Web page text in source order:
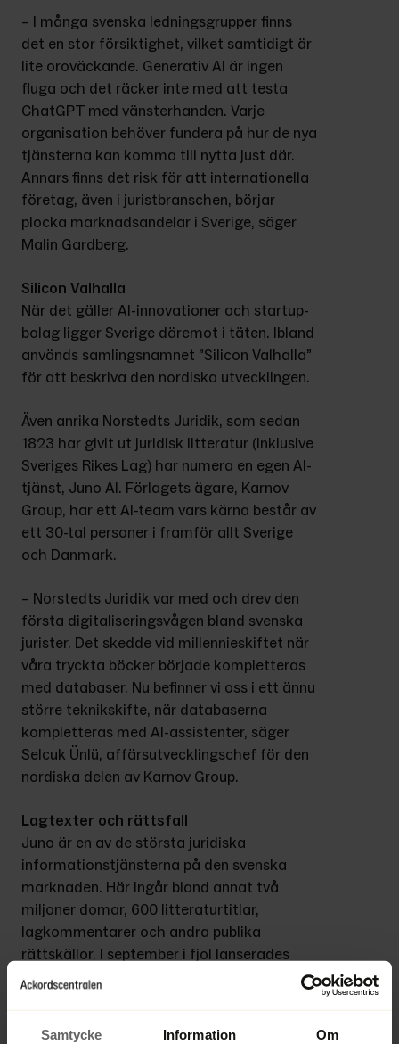
Samtycke Information Om
– I många svenska ledningsgrupper finns
det en stor försiktighet, vilket samtidigt är
lite oroväckande. Generativ AI är ingen
fluga och det räcker inte med att testa
ChatGPT med vänsterhanden. Varje
organisation behöver fundera på hur de nya
tjänsterna kan komma till nytta just där.
Annars finns det risk för att internationella
företag, även i juristbranschen, börjar
plocka marknadsandelar i Sverige, säger
Malin Gardberg.
Silicon Valhalla
När det gäller AI-innovationer och startup-
bolag ligger Sverige däremot i täten. Ibland
används samlingsnamnet ”Silicon Valhalla”
för att beskriva den nordiska utvecklingen.
Även anrika Norstedts Juridik, som sedan
1823 har givit ut juridisk litteratur (inklusive
Sveriges Rikes Lag) har numera en egen AI-
tjänst, Juno AI. Förlagets ägare, Karnov
Group, har ett AI-team vars kärna består av
ett 30-tal personer i framför allt Sverige
och Danmark.
– Norstedts Juridik var med och drev den
första digitaliseringsvågen bland svenska
jurister. Det skedde vid millennieskiftet när
våra tryckta böcker började kompletteras
med databaser. Nu befinner vi oss i ett ännu
större teknikskifte, när databaserna
kompletteras med AI-assistenter, säger
Selcuk Ünlü, affärsutvecklingschef för den
nordiska delen av Karnov Group.
Lagtexter och rättsfall
Juno är en av de största juridiska
informationstjänsterna på den svenska
marknaden. Här ingår bland annat två
miljoner domar, 600 litteraturtitlar,
lagkommentarer och andra publika
rättskällor. I september i fjol lanserades
Juno AI, som fick en flygande start. Här kan